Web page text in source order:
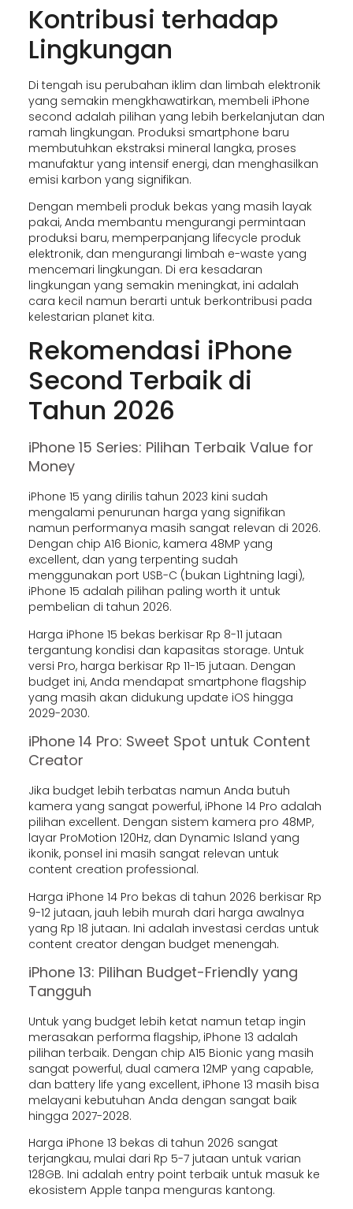
Kontribusi terhadap
Lingkungan
Di tengah isu perubahan iklim dan limbah elektronik
yang semakin mengkhawatirkan, membeli iPhone
second adalah pilihan yang lebih berkelanjutan dan
ramah lingkungan. Produksi smartphone baru
membutuhkan ekstraksi mineral langka, proses
manufaktur yang intensif energi, dan menghasilkan
emisi karbon yang signifikan.
Dengan membeli produk bekas yang masih layak
pakai, Anda membantu mengurangi permintaan
produksi baru, memperpanjang lifecycle produk
elektronik, dan mengurangi limbah e-waste yang
mencemari lingkungan. Di era kesadaran
lingkungan yang semakin meningkat, ini adalah
cara kecil namun berarti untuk berkontribusi pada
kelestarian planet kita.
Rekomendasi iPhone
Second Terbaik di
Tahun 2026
iPhone 15 Series: Pilihan Terbaik Value for
Money
iPhone 15 yang dirilis tahun 2023 kini sudah
mengalami penurunan harga yang signifikan
namun performanya masih sangat relevan di 2026.
Dengan chip A16 Bionic, kamera 48MP yang
excellent, dan yang terpenting sudah
menggunakan port USB-C (bukan Lightning lagi),
iPhone 15 adalah pilihan paling worth it untuk
pembelian di tahun 2026.
Harga iPhone 15 bekas berkisar Rp 8-11 jutaan
tergantung kondisi dan kapasitas storage. Untuk
versi Pro, harga berkisar Rp 11-15 jutaan. Dengan
budget ini, Anda mendapat smartphone flagship
yang masih akan didukung update iOS hingga
2029-2030.
iPhone 14 Pro: Sweet Spot untuk Content
Creator
Jika budget lebih terbatas namun Anda butuh
kamera yang sangat powerful, iPhone 14 Pro adalah
pilihan excellent. Dengan sistem kamera pro 48MP,
layar ProMotion 120Hz, dan Dynamic Island yang
ikonik, ponsel ini masih sangat relevan untuk
content creation professional.
Harga iPhone 14 Pro bekas di tahun 2026 berkisar Rp
9-12 jutaan, jauh lebih murah dari harga awalnya
yang Rp 18 jutaan. Ini adalah investasi cerdas untuk
content creator dengan budget menengah.
iPhone 13: Pilihan Budget-Friendly yang
Tangguh
Untuk yang budget lebih ketat namun tetap ingin
merasakan performa flagship, iPhone 13 adalah
pilihan terbaik. Dengan chip A15 Bionic yang masih
sangat powerful, dual camera 12MP yang capable,
dan battery life yang excellent, iPhone 13 masih bisa
melayani kebutuhan Anda dengan sangat baik
hingga 2027-2028.
Harga iPhone 13 bekas di tahun 2026 sangat
terjangkau, mulai dari Rp 5-7 jutaan untuk varian
128GB. Ini adalah entry point terbaik untuk masuk ke
ekosistem Apple tanpa menguras kantong.